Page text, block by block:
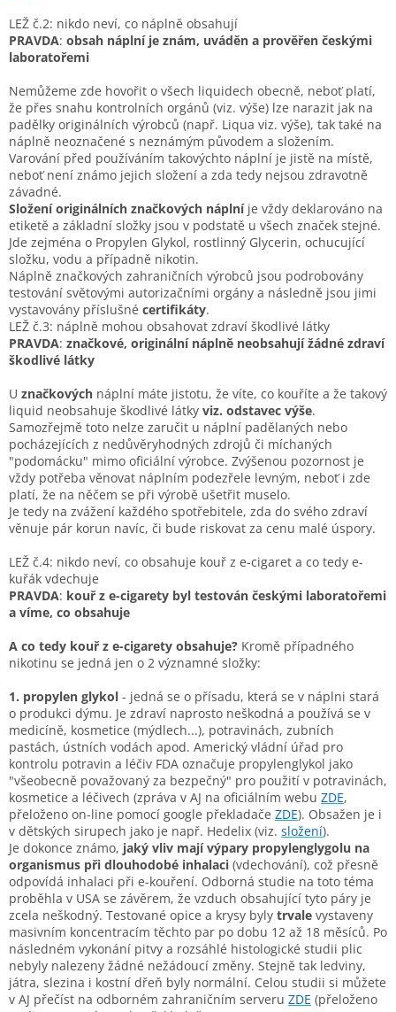
LEŽ č.2: nikdo neví, co náplně obsahují
PRAVDA: obsah náplní je znám, uváděn a prověřen českými
laboratořemi
Nemůžeme zde hovořit o všech liquidech obecně, neboť platí,
že přes snahu kontrolních orgánů (viz. výše) lze narazit jak na
padělky originálních výrobců (např. Liqua viz. výše), tak také na
náplně neoznačené s neznámým původem a složením.
Varování před používáním takovýchto náplní je jistě na místě,
neboť není známo jejich složení a zda tedy nejsou zdravotně
závadné.
Složeníoriginálních značkových náplníje vždy deklarováno na
etiketě a základní složky jsou v podstatě u všech značek stejné.
Jde zejména o Propylen Glykol, rostlinný Glycerin, ochucující
složku, vodu a případně nikotin.
Náplně značkových zahraničních výrobců jsou podrobovány
testování světovými autorizačními orgány a následně jsou jimi
vystavovány příslušné certifikáty.
LEŽ č.3: náplně mohou obsahovat zdraví škodlivé látky
PRAVDA: značkové, originální náplně neobsahují žádné zdraví
škodlivé látky
U značkových náplní máte jistotu, že víte, co kouříte a že takový
liquid neobsahuje škodlivé látky viz. odstavec výše.
Samozřejmě toto nelze zaručit u náplní padělaných nebo
pocházejících z nedůvěryhodných zdrojů či míchaných
"podomácku" mimo oficiální výrobce. Zvýšenou pozornost je
vždy potřeba věnovat náplním podezřele levným, neboť i zde
platí, že na něčem se při výrobě ušetřit muselo.
Je tedy na zvážení každého spotřebitele, zda do svého zdraví
věnuje pár korun navíc, či bude riskovat za cenu malé úspory.
LEŽ č.4: nikdo neví, co obsahuje kouř z e-cigaret a co tedy e-
kuřák vdechuje
PRAVDA: kouř z e-cigarety byl testován českými laboratořemi
a víme, co obsahuje
A co tedy kouř z e-cigarety obsahuje? Kromě případného
nikotinu se jedná jen o 2 významné složky:
1. propylen glykol - jedná se o přísadu, která se v náplni stará
o produkci dýmu. Je zdraví naprosto neškodná a používá se v
medicíně, kosmetice (mýdlech...), potravinách, zubních
pastách, ústních vodách apod. Americký vládní úřad pro
kontrolu potravin a léčiv FDA označuje propylenglykol jako
"všeobecně považovaný za bezpečný" pro použití v potravinách,
kosmetice a léčivech (zpráva v AJ na oficiálním webu ZDE,
přeloženo on-line pomocí google překladače ZDE). Obsažen je i
v dětských sirupech jako je např. Hedelix (viz. složení).
Je dokonce známo, jaký vliv mají výpary propylenglygolu na
organismus při dlouhodobé inhalaci (vdechování), což přesně
odpovídá inhalaci při e-kouření. Odborná studie na toto téma
proběhla v USA se závěrem, že vzduch obsahující tyto páry je
zcela neškodný. Testované opice a krysy byly trvale vystaveny
masivním koncentracím těchto par po dobu 12 až 18 měsíců. Po
následném vykonání pitvy a rozsáhlé histologické studii plic
nebyly nalezeny žádné nežádoucí změny. Stejně tak ledviny,
játra, slezina i kostní dřeň byly normální. Celou studii si můžete
v AJ přečíst na odborném zahraničním serveru ZDE (přeloženo